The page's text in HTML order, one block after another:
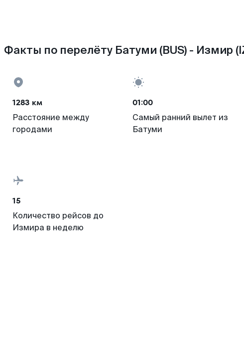
Факты по перелёту Батуми (BUS) - Измир
1283 км
Расстояние между
городами
01:00
Самый ранний вылет из
Батуми
15
Количество рейсов до
Измира в неделю